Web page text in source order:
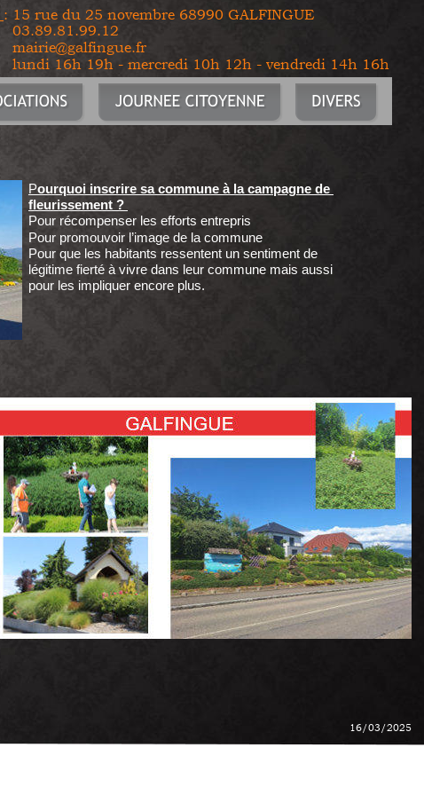
: 15 rue du 25 novembre 68990 GALFINGUE
03.89.81.99.12
mairie@galfingue.fr
lundi 16h 19h - mercredi 10h 12h - vendredi 14h 16h
16/03/2025
Pourquoi inscrire sa commune à la campagne de
fleurissement ?
Pour récompenser les efforts entrepris
Pour promouvoir l’image de la commune
Pour que les habitants ressentent un sentiment de
légitime fierté à vivre dans leur commune mais aussi
pour les impliquer encore plus.